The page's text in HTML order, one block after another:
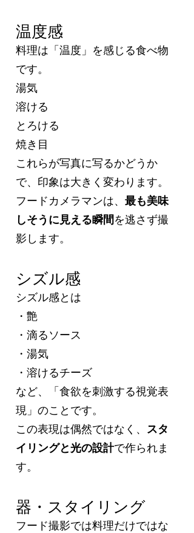
温度感
料理は「温度」を感じる食べ物
です。
湯気
溶ける
とろける
焼き目
これらが写真に写るかどうか
で、印象は大きく変わります。
フードカメラマンは、 最も美味
しそうに見える瞬間を逃さず撮
影します。
シズル感
シズル感とは
・艶
・滴るソース
・湯気
・溶けるチーズ
など、「食欲を刺激する視覚表
現」のことです。
この表現は偶然ではなく、 スタ
イリングと光の設計で作られま
す。
器・スタイリング
フード撮影では料理だけではな